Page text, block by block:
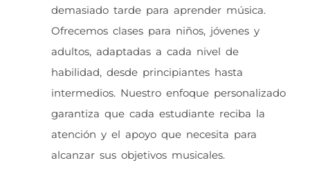
demasiado tarde para aprender música.
Ofrecemos clases para niños, jóvenes y
adultos, adaptadas a cada nivel de
habilidad, desde principiantes hasta
intermedios. Nuestro enfoque personalizado
garantiza que cada estudiante reciba la
atención y el apoyo que necesita para
alcanzar sus objetivos musicales.